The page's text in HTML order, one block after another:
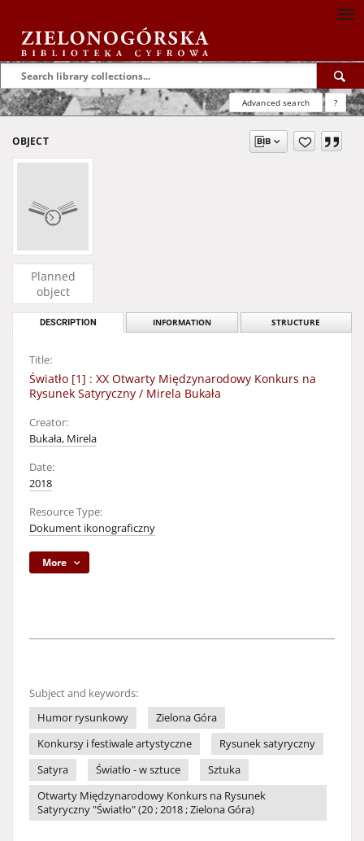
Advanced search ?
OBJECT
Planned
object
DESCRIPTION INFORMATION STRUCTURE
Title:
Światło [1] : XX Otwarty Międzynarodowy Konkurs na
Rysunek Satyryczny / Mirela Bukała
Creator:
Bukała, Mirela
Date:
2018
Resource Type:
Dokument ikonograficzny
More
Subject and keywords:
Humor rysunkowy
Zielona Góra
Konkursy i festiwale artystyczne
Rysunek satyryczny
Satyra
Światło - w sztuce
Sztuka
Otwarty Międzynarodowy Konkurs na Rysunek
Satyryczny "Światło" (20 ; 2018 ; Zielona Góra)